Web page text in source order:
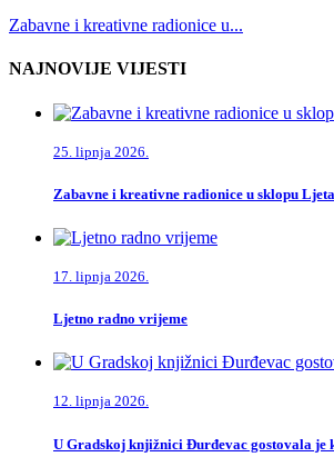
Zabavne i kreativne radionice u...
NAJNOVIJE VIJESTI
25. lipnja 2026.
Zabavne i kreativne radionice u sklopu
17. lipnja 2026.
Ljetno radno vrijeme
12. lipnja 2026.
U Gradskoj knjižnici Đurđevac gostovala